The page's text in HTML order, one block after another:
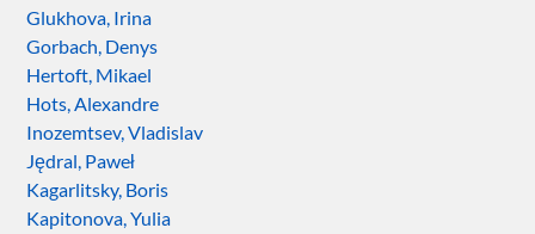
Glukhova, Irina
Gorbach, Denys
Hertoft, Mikael
Hots, Alexandre
Inozemtsev, Vladislav
Jędral, Paweł
Kagarlitsky, Boris
Kapitonova, Yulia